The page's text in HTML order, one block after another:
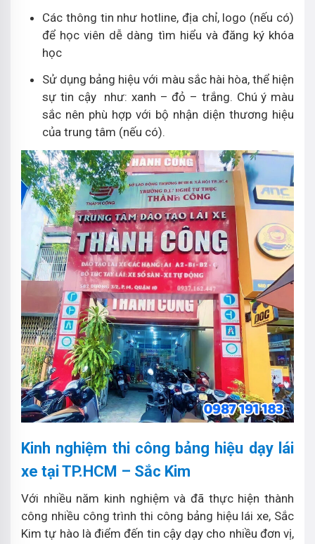
Các thông tin như hotline, địa chỉ, logo (nếu có)
để học viên dễ dàng tìm hiểu và đăng ký khóa
học
Sử dụng bảng hiệu với màu sắc hài hòa, thể hiện
sự tin cậy như: xanh – đỏ – trắng. Chú ý màu
sắc nên phù hợp với bộ nhận diện thương hiệu
của trung tâm (nếu có).
Kinh nghiệm thi công bảng hiệu dạy lái
xe tại TP.HCM – Sắc Kim
Với nhiều năm kinh nghiệm và đã thực hiện thành
công nhiều công trình thi công bảng hiệu lái xe, Sắc
Kim tự hào là điểm đến tin cậy dạy cho nhiều đơn vị,